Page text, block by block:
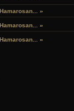
Hamarosan... »
Hamarosan... »
Hamarosan... »